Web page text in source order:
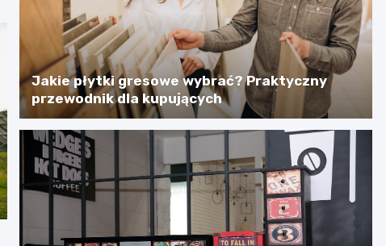
Jakie płytki gresowe wybrać? Praktyczny
przewodnik dla kupujących